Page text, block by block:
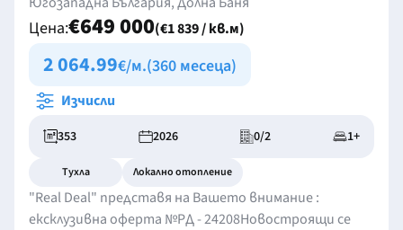
Цена:€649 000(€1 839 / кв.м)
2 064.99€/м.(360 месеца)
Изчисли
353 2026 0/2 1+
Тухла Локално отопление
"Real Deal" представя на Вашето внимание :
ексклузивна оферта №РД - 24208Новостроящи се